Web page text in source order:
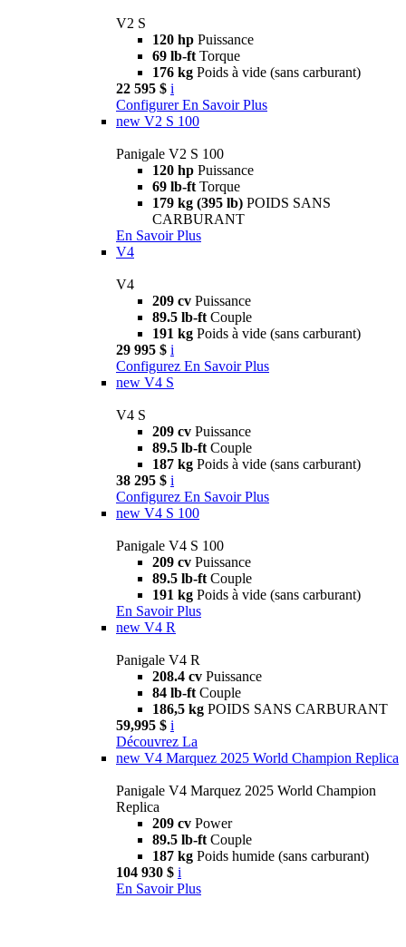
V2 S
120 hp Puissance
69 lb-ft Torque
176 kg Poids à vide (sans carburant)
22 595 $ i
Configurer En Savoir Plus
new V2 S 100
Panigale V2 S 100
120 hp Puissance
69 lb-ft Torque
179 kg (395 lb) POIDS SANS
CARBURANT
En Savoir Plus
V4
V4
209 cv Puissance
89.5 lb-ft Couple
191 kg Poids à vide (sans carburant)
29 995 $ i
Configurez En Savoir Plus
new V4 S
V4 S
209 cv Puissance
89.5 lb-ft Couple
187 kg Poids à vide (sans carburant)
38 295 $ i
Configurez En Savoir Plus
new V4 S 100
Panigale V4 S 100
209 cv Puissance
89.5 lb-ft Couple
191 kg Poids à vide (sans carburant)
En Savoir Plus
new V4 R
Panigale V4 R
208.4 cv Puissance
84 lb-ft Couple
186,5 kg POIDS SANS CARBURANT
59,995 $ i
Découvrez La
new V4 Marquez 2025 World Champion Replica
Panigale V4 Marquez 2025 World Champion
Replica
209 cv Power
89.5 lb-ft Couple
187 kg Poids humide (sans carburant)
104 930 $ i
En Savoir Plus